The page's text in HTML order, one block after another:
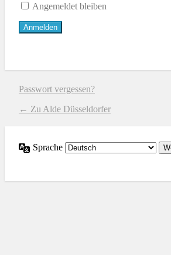
Angemeldet bleiben
Passwort vergessen?
← Zu Alde Düsseldorfer
Sprache